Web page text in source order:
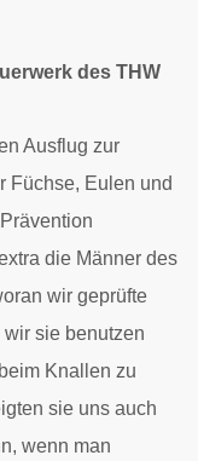
des THW
Ausflug zur
Füchse, Eulen und
die Männer des
wir geprüfte
sie benutzen
Knallen zu
sie uns auch
wenn man